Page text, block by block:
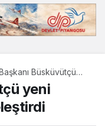
Büsküvütçü
yaratılmasını
yeni